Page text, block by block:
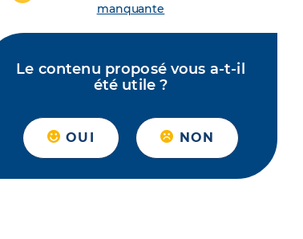
manquante
Le contenu proposé vous a-t-il
été utile ?
OUI NON